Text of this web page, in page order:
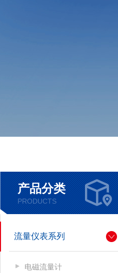
产品分类
PRODUCTS
流量仪表系列
电磁流量计